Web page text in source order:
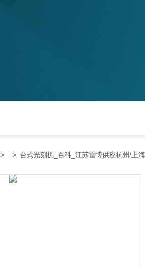
> 台式光刻机_百科_江苏雷博供应杭州/上